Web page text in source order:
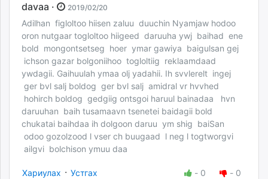
davaa · 2019/02/20
Adilhan figloltoo hiisen zaluu duuchin Nyamjaw hodoo
oron nutgaar togloltoo hiigeed daruuha ywj baihad ene
bold mongontsetseg hoer ymar gawiya baigulsan gej
ichson gazar bolgoniihoo togloltiig reklaamdaad
ywdagii. Gaihuulah ymaa olj yadahii. Ih svvlerelt ingej
ger bvl salj boldog ger bvl salj amidral vr hvvhed
hohirch boldog gedgiig ontsgoi haruul bainadaa hvn
daruuhan baih tusamaavn tsenetei baidagii bold
chukatai baihdaa ih dolgoon daruu ym shig baiSan
odoo gozolzood l vser ch buugaad l neg l togtworgvi
ailgvi bolchison ymuu daa
Хариулах · Устгах - 0 - 0